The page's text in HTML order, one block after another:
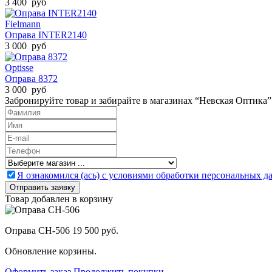
3 400 руб
Fielmann
Оправа INTER2140
3 000 руб
Optisse
Оправа 8372
3 000 руб
Забронируйте товар и забирайте в магазинах “Невская Оптика”
Я ознакомился (ась) с условиями обработки персональных
Товар добавлен в корзину
Оправа CH-506 19 500 руб.
Обновление корзины.